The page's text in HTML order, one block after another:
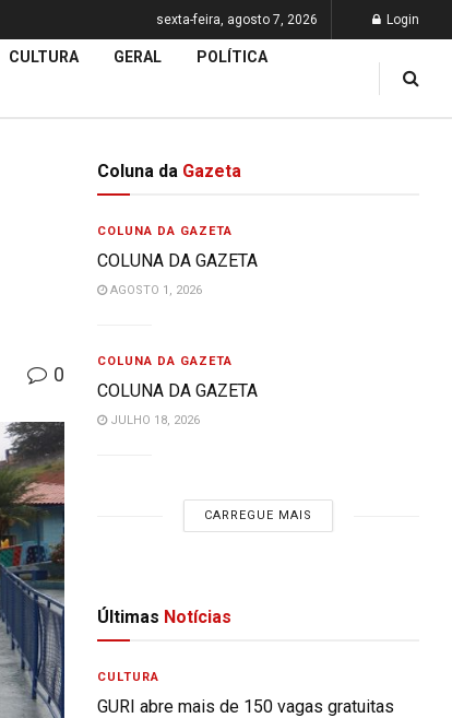
sexta-feira, agosto 7, 2026 Login
CULTURA GERAL POLÍTICA
0
Coluna da Gazeta
COLUNA DA GAZETA
COLUNA DA GAZETA
AGOSTO 1, 2026
COLUNA DA GAZETA
COLUNA DA GAZETA
JULHO 18, 2026
CARREGUE MAIS
Últimas Notícias
CULTURA
GURI abre mais de 150 vagas gratuitas